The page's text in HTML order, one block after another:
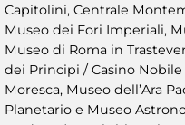
Capitolini, Centrale
Museo dei Fori Imperiali,
Museo di Roma in
dei Principi / Casino
Moresca, Museo dell’Ara
Planetario e Museo